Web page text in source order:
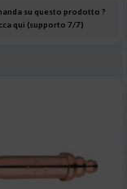
su questo prodotto ?
qui (supporto 7/7)